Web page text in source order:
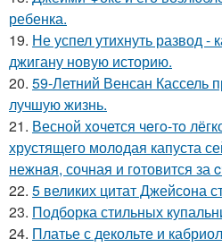
ребенка.
19. Не успел утихнуть развод -
джигану новую историю.
20. 59-Летний Венсан Кассель
лучшую жизнь.
21. Весной xoчется чeгo-тo
хрустящего молoдая капуста
нежнaя, сочная и гoтовится за
22. 5 великих цитат Джейсoна
23. Подборка стильных
24. Платье с декольте и